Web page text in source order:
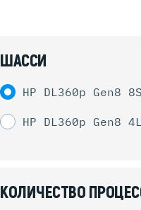
ШАССИ
HP DL360p Gen8
HP DL360p Gen8
КОЛИЧЕСТВО